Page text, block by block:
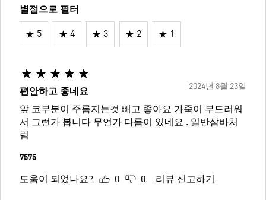
별점으로 필터
5 4 3 2 1
2024년 8월 23일
편안하고 좋네요
앞 코부분이 주름지는것 빼고 좋아요 가죽이 부드러워
서 그런가 봅니다 무언가 다름이 있네요 . 일반삼바처
럼
7575
도움이 되었나요? 0 0 리뷰 신고하기